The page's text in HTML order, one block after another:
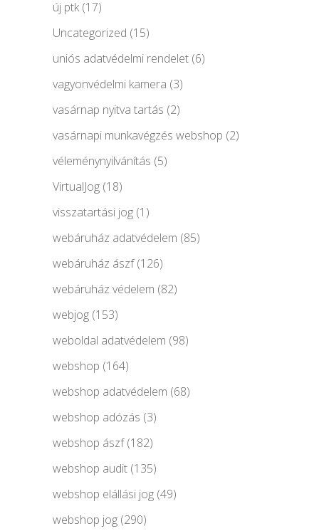
új ptk(17)
Uncategorized (15)
uniós adatvédelmi rendelet (6)
vagyonvédelmi kamera (3)
vasárnap nyitva tartás (2)
vasárnapi munkavégzés webshop (2)
véleménynyilvánítás (5)
VirtualJog (18)
visszatartási jog (1)
webáruház adatvédelem (85)
webáruház ászf(126)
webáruház védelem (82)
webjog (153)
weboldal adatvédelem (98)
webshop (164)
webshop adatvédelem (68)
webshop adózás (3)
webshop ászf(182)
webshop audit (135)
webshop elállási jog (49)
webshop jog (290)